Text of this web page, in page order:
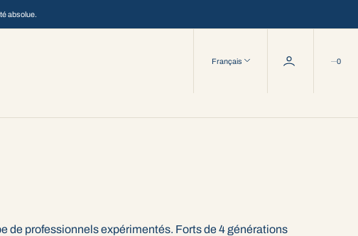
absolue.
Français 00
de professionnels expérimentés. Forts de 4 générations